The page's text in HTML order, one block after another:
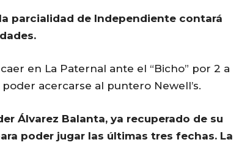
la parcialidad de Independiente contará
en La Paternal ante el “Bicho” por 2 a
acercarse al puntero Newell’s.
Álvarez Balanta, ya recuperado de su
poder jugar las últimas tres fechas. La